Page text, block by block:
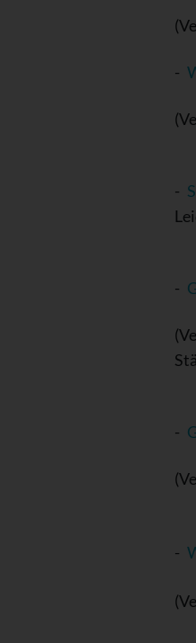
-
-
-
-
-